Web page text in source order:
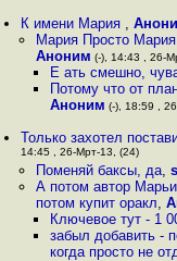
К имени Мария ,
Мария Просто
Аноним (-), 14:43 , 26-
Е ать смешно,
Потому что от
Аноним (-), 18:59 ,
Только захотел
14:45 , 26-Мрт-13, (24)
Поменяй баксы, да,
А потом автор
потом купит оракл,
Ключевое тут - 1
забыл добавить -
когда просто не